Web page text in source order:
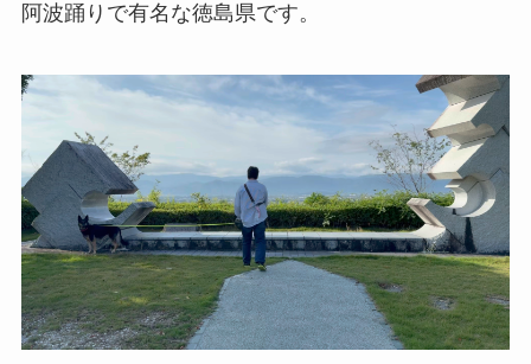
阿波踊りで有名な徳島県です。